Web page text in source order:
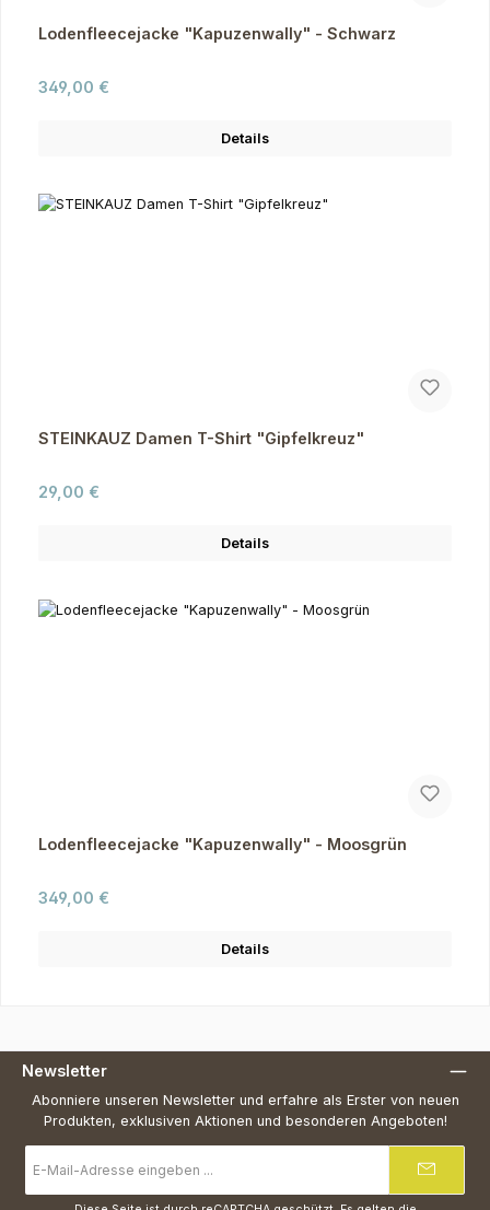
Lodenfleecejacke "Kapuzenwally" - Schwarz
Regulärer Preis:
349,00 €
Details
STEINKAUZ Damen T-Shirt "Gipfelkreuz"
Regulärer Preis:
29,00 €
Details
Lodenfleecejacke "Kapuzenwally" - Moosgrün
Regulärer Preis:
349,00 €
Details
Newsletter
Abonniere unseren Newsletter und erfahre als Erster von neuen
Produkten, exklusiven Aktionen und besonderen Angeboten!
Mail-
Adresse